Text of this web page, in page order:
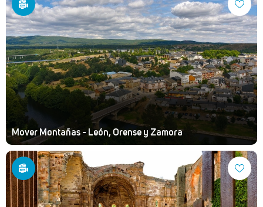
Mover Montañas - León, Orense y Zamora